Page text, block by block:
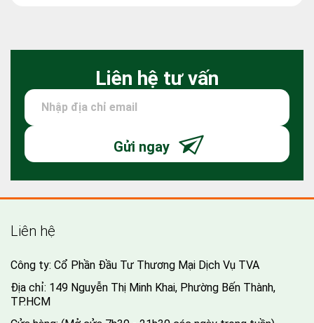
Liên hệ tư vấn
Gửi ngay
Liên hệ
Công ty: Cổ Phần Đầu Tư Thương Mại Dịch Vụ TVA
Địa chỉ: 149 Nguyễn Thị Minh Khai, Phường Bến Thành,
TP.HCM